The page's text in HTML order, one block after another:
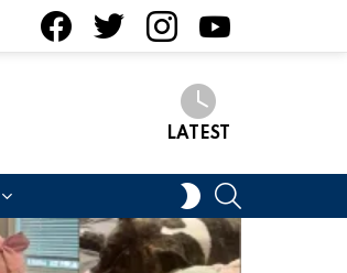
LATEST
SWITCH
SKIN